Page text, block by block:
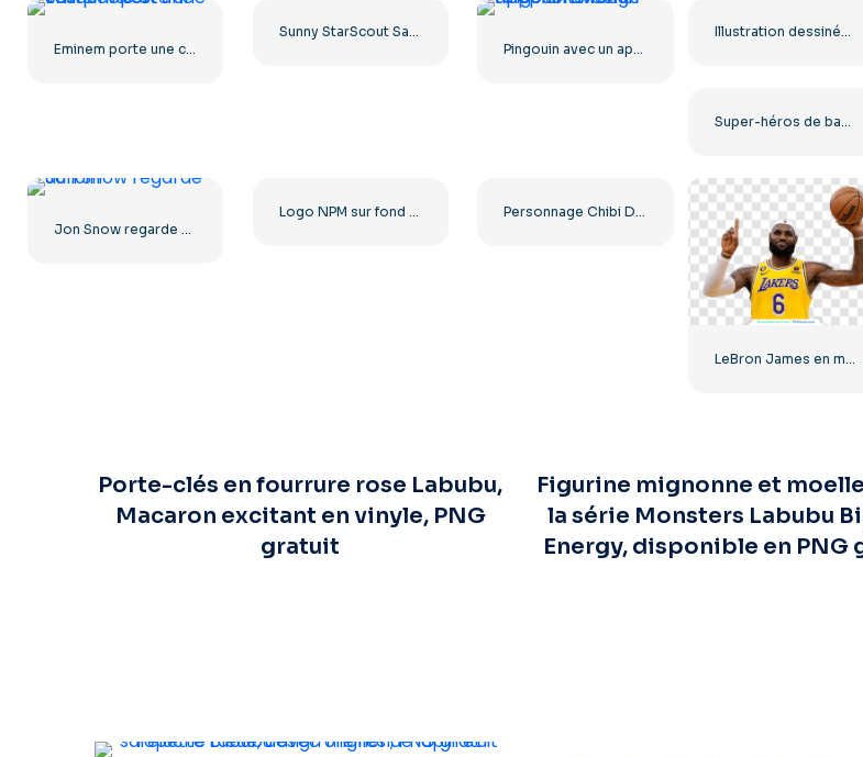
Eminem porte une casquette et une veste noires
Sunny StarScout Sad Meme – Mon Petit Poney (PNG gratuit)
Pingouin avec un appel téléphonique rouge
Illustration dessinée à la main de Lao Tseu (PNG gratuit)
Super-héros de bande dessinée Omniman volant avec une cape rouge PNG gratuit
Jon Snow regarde au loin
Logo NPM sur fond rouge et vert (PNG gratuit) Personnage Chibi Dynamitron avec épée PNG gratuit
Porte-clés en fourrure rose Labubu,
Macaron excitant en vinyle, PNG
gratuit
Figurine mignonne et
la série Monsters Labubu
Energy, disponible en PNG